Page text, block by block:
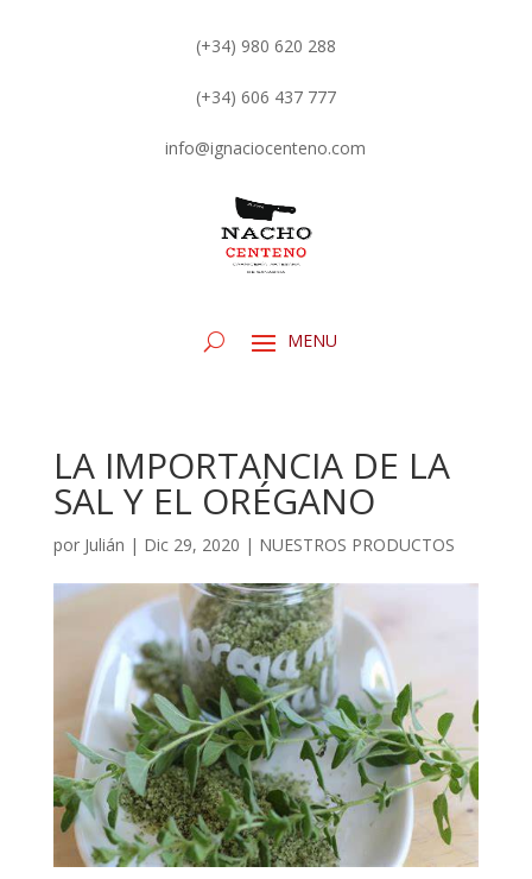
(+34) 980 620 288
(+34) 606 437 777
info@ignaciocenteno.com
LA IMPORTANCIA DE LA
SAL Y EL ORÉGANO
por Julián | Dic 29, 2020 | NUESTROS PRODUCTOS